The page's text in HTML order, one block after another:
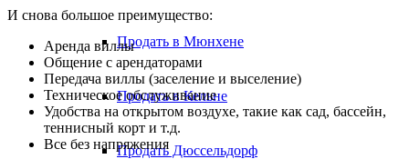
Продать в Мюнхене
Продать в Кельне
Продать Дюссельдорф
И снова большое преимущество:
Аренда виллы
Общение с арендаторами
Передача виллы (заселение и выселение)
Техническое обслуживание
Удобства на открытом воздухе, такие как сад, бассейн,
теннисный корт и т.д.
Все без напряжения